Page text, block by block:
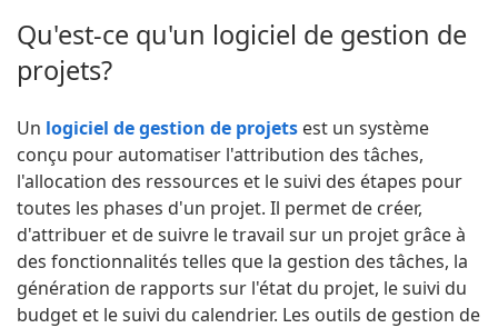
Qu'est-ce qu'un logiciel de gestion de
projets?
Un logiciel de gestion de projets est un système
conçu pour automatiser l'attribution des tâches,
l'allocation des ressources et le suivi des étapes pour
toutes les phases d'un projet. Il permet de créer,
d'attribuer et de suivre le travail sur un projet grâce à
des fonctionnalités telles que la gestion des tâches, la
génération de rapports sur l'état du projet, le suivi du
budget et le suivi du calendrier. Les outils de gestion de